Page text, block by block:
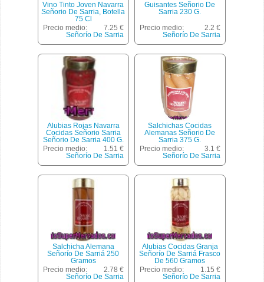
Vino Tinto Joven Navarra
Señorio De Sarria, Botella
75 Cl
Precio medio:
7.25 €
Señorío De Sarria
Guisantes Señorio De
Sarria 230 G.
Precio medio:
2.2 €
Señorío De Sarria
Alubias Rojas Navarra
Cocidas Señorio Sarria
Señorio De Sarria 400 G.
Precio medio:
1.51 €
Señorío De Sarria
Salchichas Cocidas
Alemanas Señorio De
Sarria 375 G.
Precio medio:
3.1 €
Señorío De Sarria
Salchicha Alemana
Señorío De Sarriá 250
Gramos
Precio medio:
2.78 €
Señorío De Sarria
Alubias Cocidas Granja
Señorío De Sarriá Frasco
De 560 Gramos
Precio medio:
1.15 €
Señorío De Sarria